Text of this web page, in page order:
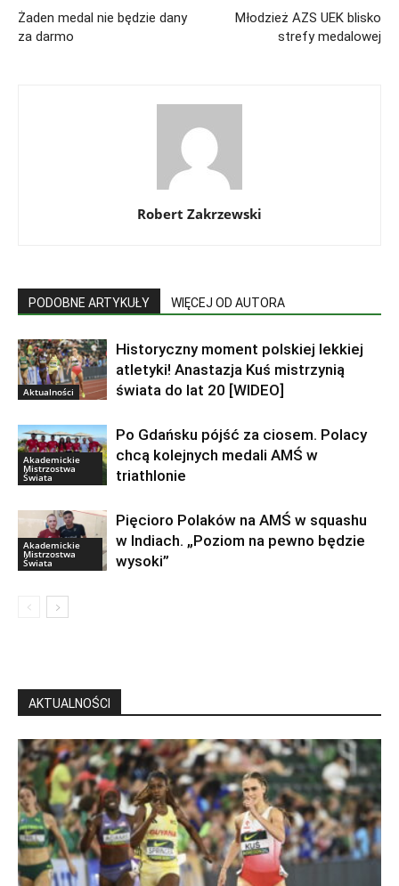
Żaden medal nie będzie dany
za darmo
Młodzież AZS UEK blisko
strefy medalowej
Robert Zakrzewski
PODOBNE ARTYKUŁY WIĘCEJ OD AUTORA
Aktualności
Historyczny moment polskiej lekkiej
atletyki! Anastazja Kuś mistrzynią
świata do lat 20 [WIDEO]
Akademickie
Mistrzostwa
Świata
Po Gdańsku pójść za ciosem. Polacy
chcą kolejnych medali AMŚ w
triathlonie
Akademickie
Mistrzostwa
Świata
Pięcioro Polaków na AMŚ w squashu
w Indiach. „Poziom na pewno będzie
wysoki”
AKTUALNOŚCI